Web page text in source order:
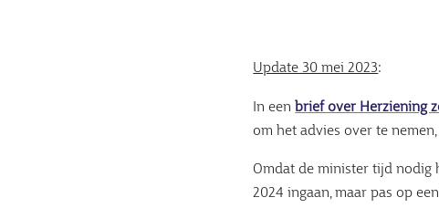
Update 30 mei 2023:
In een brief over Herziening
om het advies over te
Omdat de minister tijd nodig
2024 ingaan, maar pas op